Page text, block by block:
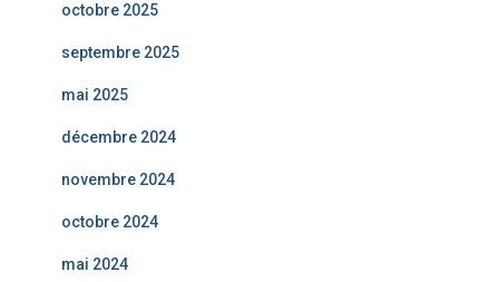
octobre 2025
septembre 2025
mai 2025
décembre 2024
novembre 2024
octobre 2024
mai 2024